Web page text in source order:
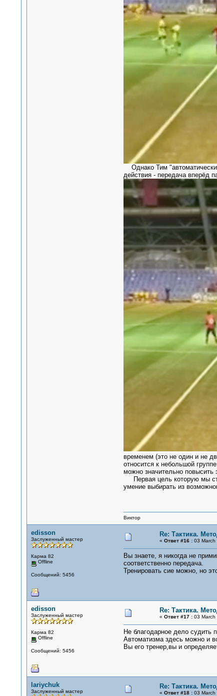
Однако Тим
действия - передача вперёд
временем (это не один и не
относится к небольшой
можно значительно
Первая цель которую мы
умение выбирать из
Виктор
edisson
Заслуженный мастер
Карма 82
Offline
Сообщений: 5456
Re: Тактика.
« Ответ #16 :03 March
Вы знаете, я никогда не
соответственно передача.
Тренировать сие можно, но
edisson
Заслуженный мастер
Карма 82
Offline
Сообщений: 5456
Re: Тактика.
« Ответ #17 :03 March
Не благодарное дело судить
Автоматизма здесь можно и
Вы его тренер,вы и
lariychuk
Заслуженный мастер
Re: Тактика.
« Ответ #18 :03 March